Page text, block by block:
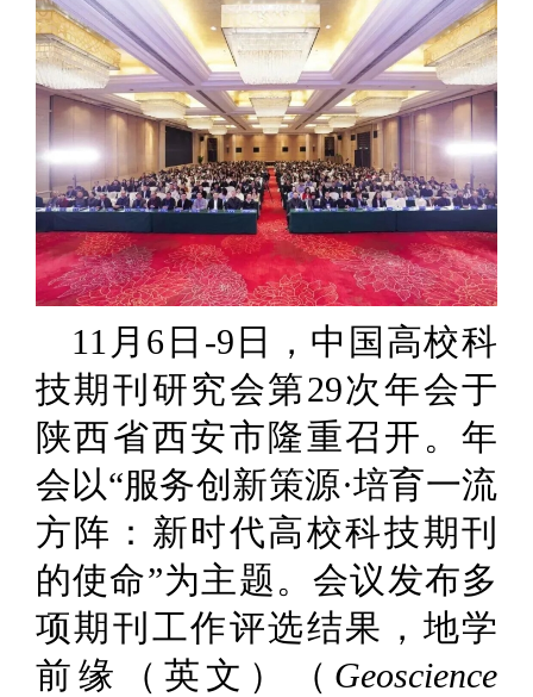
11月6日-9日，中国高校科
技期刊研究会第29次年会于
陕西省西安市隆重召开。年
会以“服务创新策源·培育一流
方阵：新时代高校科技期刊
的使命”为主题。会议发布多
项期刊工作评选结果，地学
前缘（英文）（ Geoscience